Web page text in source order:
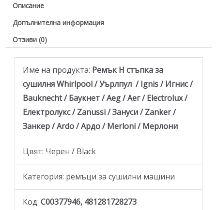
Описание
Допълнителна информация
Отзиви (0)
Име на продукта: Ремък Н стъпка за
сушилня Whirlpool / Уърлпул / Ignis / Игнис /
Bauknecht / Баукнет / Aeg / Аег / Electrolux /
Електролукс / Zanussi / Зануси / Zanker /
Занкер / Ardo / Ардо / Merloni / Мерлони
Цвят: Черен / Black
Категория: ремъци за сушилни машини
Код: C00377946, 481281728273